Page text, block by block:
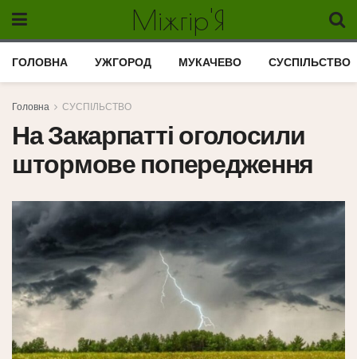
Міжгір'Я
ГОЛОВНА УЖГОРОД МУКАЧЕВО СУСПІЛЬСТВО
Головна СУСПІЛЬСТВО
На Закарпатті оголосили
штормове попередження